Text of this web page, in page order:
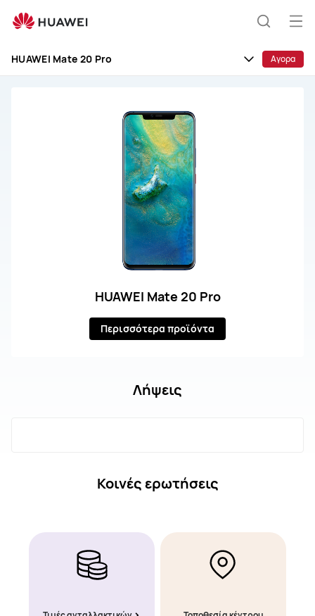
Mate
ProHUAWEI Mate 20 Pro Αγορα
HUAWEI Mate 20 Pro
Περισσότερα προϊόντα
Λήψεις
Κοινές ερωτήσεις